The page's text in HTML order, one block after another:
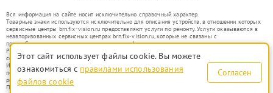
Вся информация на сайте носит исключительно справочный характер.
Товарные знаки используются исключительно для описания устройств, в отношении которых
сервисные центры brn.fix-vision.ru предоставляют услуги по ремонту. Услуги оказываются в
неавторизованных сервисных центрах brn.fix-vision.ru, которые не связаны с
правообладателями товарных знаков или их официальными представителями.
Ремонт осуществляется для устройств, уже введенных в гражданский оборот в соответствии
со статьей 1487 ГК РФ.
Использование товарных знаков не преследует цели индивидуализации услуг или введения
потребителей в заблуждение, а служит для информирования о предоставляемых услугах по
ремонту техники указанных брендов.
Представленная на сайте информация не является публичной офертой, определяемой
Этот сайт использует файлы cookie. Вы можете
ознакомиться с правилами использования
файлов cookie
Согласен